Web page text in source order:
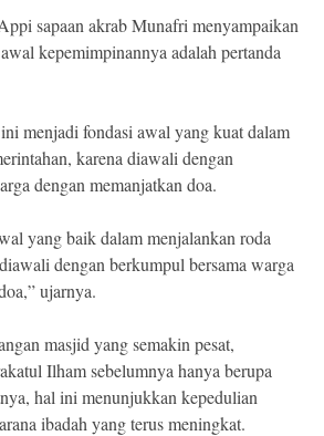
sapaan akrab Munafri menyampaikan
kepemimpinannya adalah pertanda
menjadi fondasi awal yang kuat dalam
karena diawali dengan
dengan memanjatkan doa.
yang baik dalam menjalankan roda
dengan berkumpul bersama warga
ujarnya.
masjid yang semakin pesat,
Ilham sebelumnya hanya berupa
hal ini menunjukkan kepedulian
ibadah yang terus meningkat.